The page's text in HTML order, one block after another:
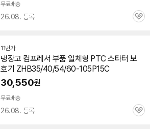
무료배송
26.08. 등록
관
11번가
냉장고 컴프레서 부품 일체형 PTC 스타터 보
호기 ZHB35/40/54/60-105P15C
30,550원
무료배송
26.08. 등록
관